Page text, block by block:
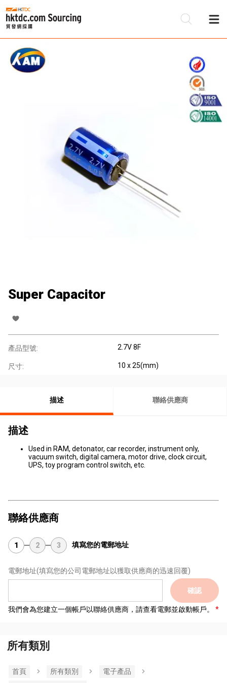
Super Capacitor
產品型號: 2.7V 8F
尺寸: 10 x 25(mm)
描述 聯絡供應商
描述
Used in RAM, detonator, car recorder, instrument only,
vacuum switch, digital camera, motor drive, clock circuit,
UPS, toy program control switch, etc.
聯絡供應商
1 2 3 填寫您的電郵地址
電郵地址(填寫您的公司電郵地址以獲取供應商的迅速回覆)
確認
我們會為您建立一個帳戶以聯絡供應商，請查看電郵並啟動帳戶。
所有類別
首頁 所有類別
電子產品